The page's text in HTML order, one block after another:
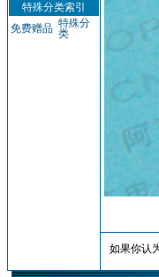
特殊分类索引
免费赠品 特殊分
类
如果你认